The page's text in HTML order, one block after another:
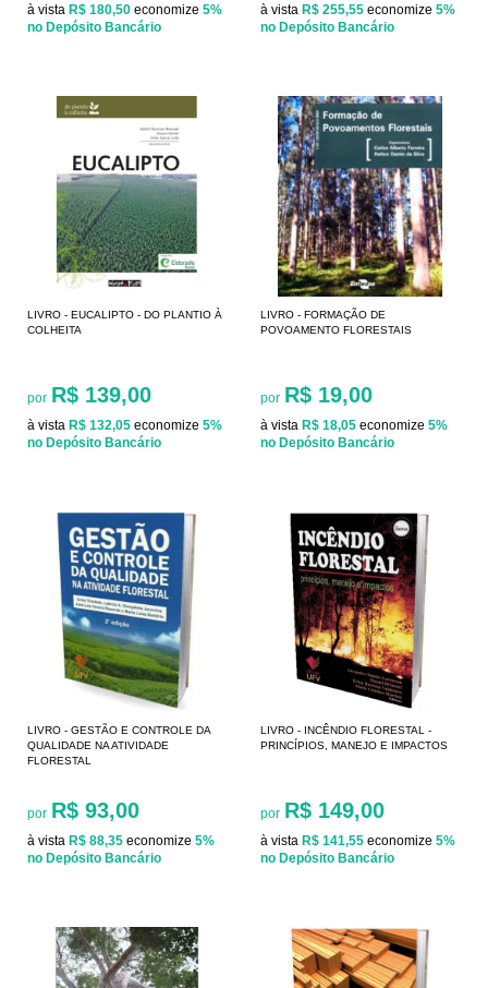
à vista R$ 180,50 economize 5%
no Depósito Bancário
à vista R$ 255,55 economize 5%
no Depósito Bancário
LIVRO - EUCALIPTO - DO PLANTIO À
COLHEITA
por R$ 139,00
à vista R$ 132,05 economize 5%
no Depósito Bancário
LIVRO - FORMAÇÃO DE
POVOAMENTO FLORESTAIS
por R$ 19,00
à vista R$ 18,05 economize 5%
no Depósito Bancário
LIVRO - GESTÃO E CONTROLE DA
QUALIDADE NA ATIVIDADE
FLORESTAL
por R$ 93,00
à vista R$ 88,35 economize 5%
no Depósito Bancário
LIVRO - INCÊNDIO FLORESTAL -
PRINCÍPIOS, MANEJO E IMPACTOS
por R$ 149,00
à vista R$ 141,55 economize 5%
no Depósito Bancário